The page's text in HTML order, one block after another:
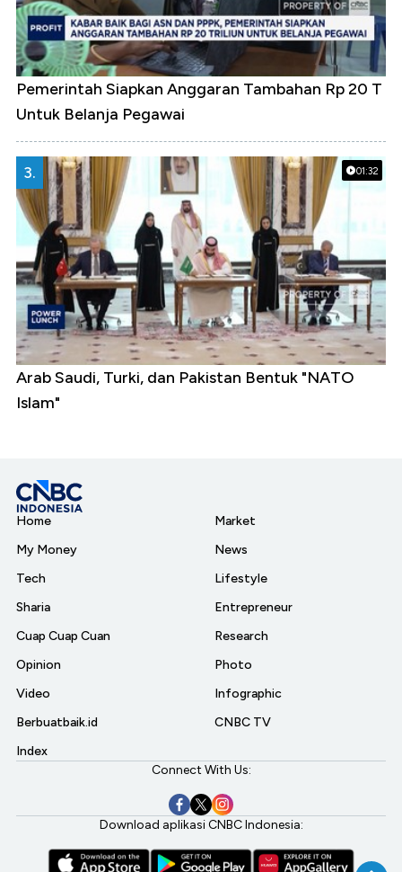
Pemerintah Siapkan Anggaran Tambahan Rp 20 T
Untuk Belanja Pegawai
01:32
3.
Arab Saudi, Turki, dan Pakistan Bentuk "NATO
Islam"
Home
My Money
Tech
Sharia
Cuap Cuap Cuan
Opinion
Video
Berbuatbaik.id
Index
Market
News
Lifestyle
Entrepreneur
Research
Photo
Infographic
CNBC TV
Connect With Us:
Download aplikasi CNBC Indonesia: